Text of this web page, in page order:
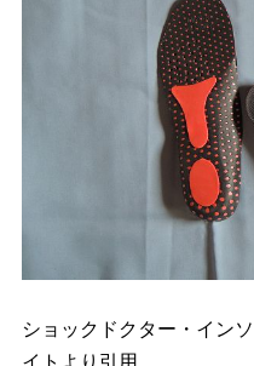
ショックドクター・イン